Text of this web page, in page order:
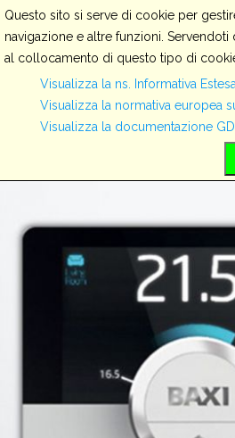
Servizi
View all
Questo sito si serve di cookie per
navigazione e altre funzioni.
al collocamento di questo tipo di
Visualizza la ns. Informativa Estesa.
Visualizza la normativa europea
Visualizza la documentazione